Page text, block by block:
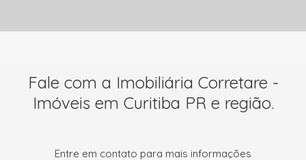
Fale com a Imobiliária Corretare -
Imóveis em Curitiba PR e região.
Entre em contato para mais informações